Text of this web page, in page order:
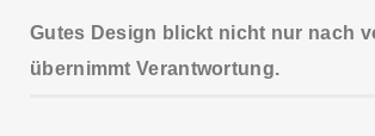
Gutes Design blickt nicht nur nach
übernimmt Verantwortung.